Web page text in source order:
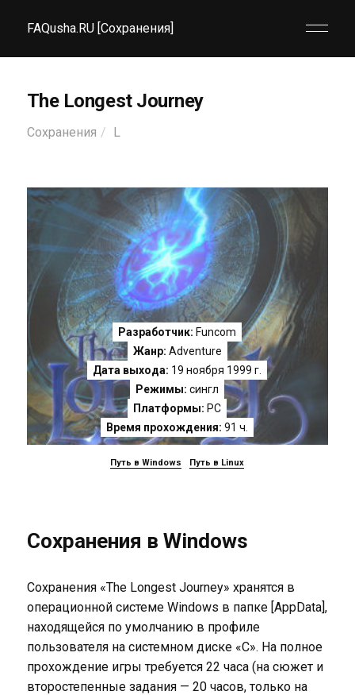
FAQusha.RU [Сохранения]
The Longest Journey
Сохранения L
Разработчик: Funcom
Жанр: Adventure
Дата выхода: 19 ноября 1999 г.
Режимы: сингл
Платформы: PC
Время прохождения: 91 ч.
Путь в Windows Путь в Linux
Сохранения в Windows
Сохранения «The Longest Journey» хранятся в
операционной системе Windows в папке [AppData],
находящейся по умолчанию в профиле
пользователя на системном диске «C». На полное
прохождение игры требуется 22 часа (на сюжет и
второстепенные задания — 20 часов, только на